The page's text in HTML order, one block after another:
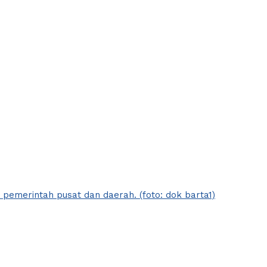
pusat dan daerah. (foto: dok barta1)